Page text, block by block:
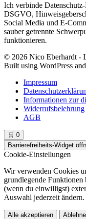
Ich verbinde
DSGVO,
Social Media und
sauber getrennte
funktionieren.
© 2026 Nico Eberhardt -
Built using WordPress and
Impressum
Informationen zur
Widerrufsbelehrung
AGB
🛒 0
Barrierefreiheits-Widget
Cookie-Einstellungen
Wir verwenden Cookies
grundlegende Funktionen
(wenn du einwilligst)
Auswahl jederzeit ändern.
Alle akzeptieren